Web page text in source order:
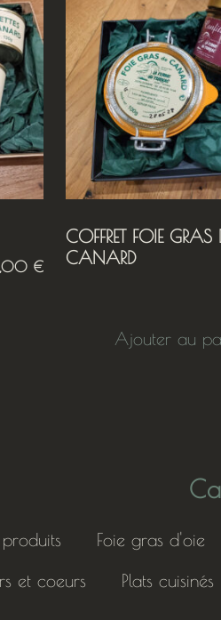
€
COFFRET FOIE GRAS
CANARD
Ajouter au
produits Foie gras d'oie
et coeurs
Plats cuisinés